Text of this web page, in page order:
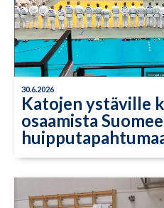
30.6.2026
Katojen ystäville
osaamista